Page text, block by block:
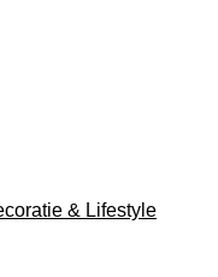
& Lifestyle